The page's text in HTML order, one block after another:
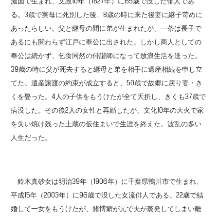
る。3歳で実母に死別した後、8歳の時に来た後妻に継子苛めに
あったらしい。父と継母の間に弟が生まれたが、一茶は長子で
あるにも関わらず江戸に奉公に出された。しかし商人としての
奉公は続かず、乞食同然の俳諧師になって放浪生活を送った。
39歳の時に父が死去すると継母と弟を相手に遺産相続を申し立
てた。遺産譲渡の約束が成立すると、50歳で故郷に戻り妻・き
くを娶った。4人の子供をもうけたが全て夭折し、きくも37歳で
病没した。その後2人の女性と再婚したが、文化10年の大火で家
を失い焼け残った土蔵の仮住まいで生涯を終えた。波乱の多い
人生だった。
鈴木真砂女は明治39年（1906年）に千葉県鴨川市で生まれ、
平成15年（2003年）に96歳で没した女流俳人である。22歳で結
婚して一女をもうけたが、賭博癖が元で夫が蒸発してしまい離